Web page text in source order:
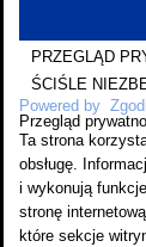
PRZEGLĄD
ŚCIŚLE
Powered by
Przegląd
Ta strona
obsługę.
i wykonują
stronę
które sekcje